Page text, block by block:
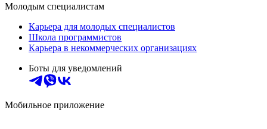
Молодым специалистам
Карьера для молодых специалистов
Школа программистов
Карьера в некоммерческих организациях
Боты для уведомлений
Мобильное приложение